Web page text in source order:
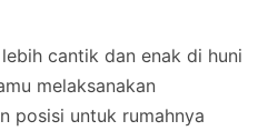
cantik dan enak di huni
melaksanakan
posisi untuk rumahnya